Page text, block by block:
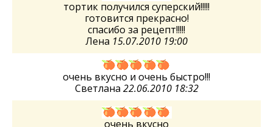
тортик получился суперский!!!!!
готовится прекрасно!
спасибо за рецепт!!!!!
Лена 15.07.2010 19:00
очень вкусно и очень быстро!!!
Светлана 22.06.2010 18:32
очень вкусно